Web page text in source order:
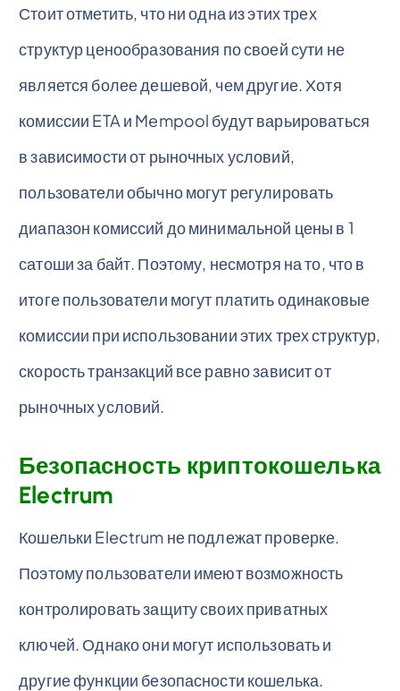
Стоит отметить, что ни одна из этих трех
структур ценообразования по своей сути не
является более дешевой, чем другие. Хотя
комиссии ETA и Mempool будут варьироваться
в зависимости от рыночных условий,
пользователи обычно могут регулировать
диапазон комиссий до минимальной цены в 1
сатоши за байт. Поэтому, несмотря на то, что в
итоге пользователи могут платить одинаковые
комиссии при использовании этих трех структур,
скорость транзакций все равно зависит от
рыночных условий.
Безопасность криптокошелька
Electrum
Кошельки Electrum не подлежат проверке.
Поэтому пользователи имеют возможность
контролировать защиту своих приватных
ключей. Однако они могут использовать и
другие функции безопасности кошелька.